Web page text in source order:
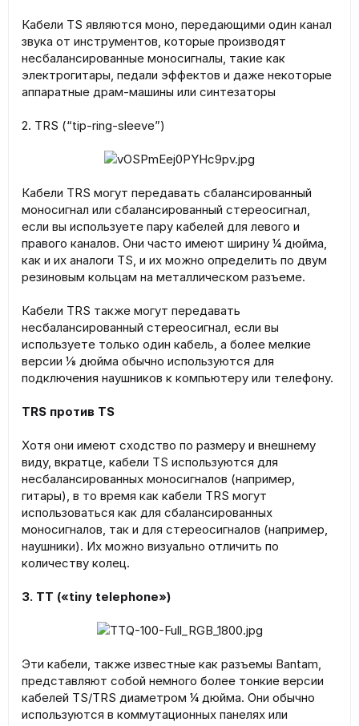
Кабели TS являются моно, передающими один канал
звука от инструментов, которые производят
несбалансированные моносигналы, такие как
электрогитары, педали эффектов и даже некоторые
аппаратные драм-машины или синтезаторы
2. TRS (“tip-ring-sleeve”)
Кабели TRS могут передавать сбалансированный
моносигнал или сбалансированный стереосигнал,
если вы используете пару кабелей для левого и
правого каналов. Они часто имеют ширину ¼ дюйма,
как и их аналоги TS, и их можно определить по двум
резиновым кольцам на металлическом разъеме.
Кабели TRS также могут передавать
несбалансированный стереосигнал, если вы
используете только один кабель, а более мелкие
версии ⅛ дюйма обычно используются для
подключения наушников к компьютеру или телефону.
TRS против TS
Хотя они имеют сходство по размеру и внешнему
виду, вкратце, кабели TS используются для
несбалансированных моносигналов (например,
гитары), в то время как кабели TRS могут
использоваться как для сбалансированных
моносигналов, так и для стереосигналов (например,
наушники). Их можно визуально отличить по
количеству колец.
3. TT («tiny telephone»)
Эти кабели, также известные как разъемы Bantam,
представляют собой немного более тонкие версии
кабелей TS/TRS диаметром ¼ дюйма. Они обычно
используются в коммутационных панелях или